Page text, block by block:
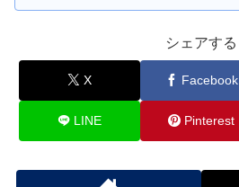
シェアする
X Facebook
LINE Pinterest